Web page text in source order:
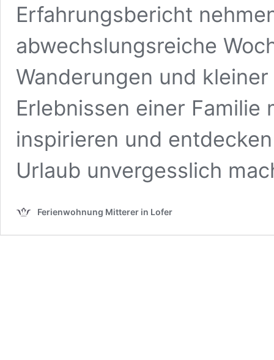
Erfahrungsbericht
abwechslungsreiche
Wanderungen und
Erlebnissen einer Familie
inspirieren und
Urlaub unvergesslich
Ferienwohnung Mitterer in Lofer